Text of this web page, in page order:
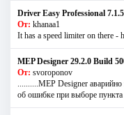
Driver Easy Professional
От: khanaa1
It has a speed limiter on there -
MEP Designer 29.2.0 Build
От: svoroponov
..........MEP Designer
об ошибке при выборе